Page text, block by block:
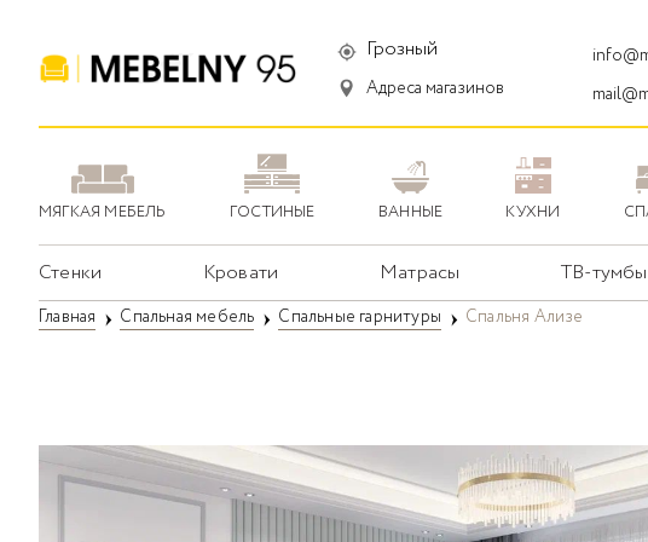
Грозный
Адреса магазинов
МЯГКАЯ МЕБЕЛЬ ГОСТИНЫЕ ВАННЫЕ КУХНИ
Стенки Кровати Матрасы ТВ-тумбы
Главная Спальная мебель Спальные гарнитуры Спальня Ализе